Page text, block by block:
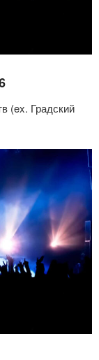
(ex. Градский